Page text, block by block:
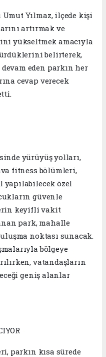
Yılmaz, ilçede kişi
artırmak ve
yükseltmek amacıyla
belirterek,
eden parkın her
cevap verecek
yürüyüş yolları,
fitness bölümleri,
özel
güvenle
keyifli vakit
park, mahalle
noktası sunacak.
bölgeye
vatandaşların
geniş alanlar
parkın kısa sürede